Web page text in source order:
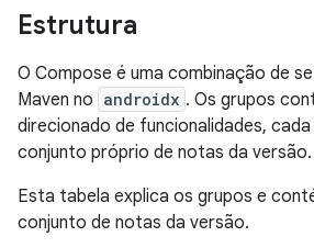
Estrutura
O Compose é uma combinação de
Maven no androidx . Os grupos
direcionado de funcionalidades, cada
conjunto próprio de notas da versão.
Esta tabela explica os grupos e
conjunto de notas da versão.